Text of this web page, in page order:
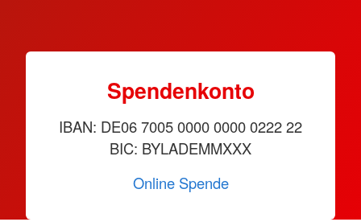
Spendenkonto
IBAN: DE06 7005 0000 0000 0222 22
BIC: BYLADEMMXXX
Online Spende